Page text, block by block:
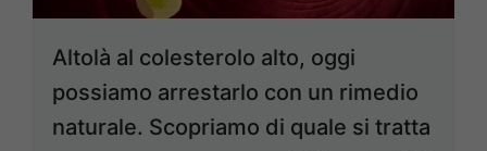
Altolà al colesterolo alto, oggi
possiamo arrestarlo con un rimedio
naturale. Scopriamo di quale si tratta